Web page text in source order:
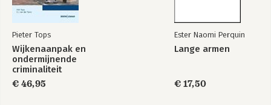
Pieter Tops
Wijkenaanpak en
ondermijnende
criminaliteit
€ 46,95
Ester Naomi Perquin
Lange armen
€ 17,50